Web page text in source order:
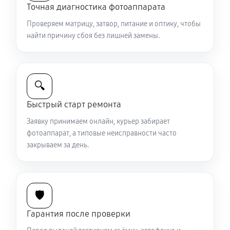
2040 руб 60 минут
Комплексная чистка фотоаппарата Sony HX100V
Программный ремонт фотоаппарата Sony HX100V
Точная диагностика фотоаппарата
Проверяем матрицу, затвор, питание и оптику, чтобы
найти причину сбоя без лишней замены.
🔍
Быстрый старт ремонта
Заявку принимаем онлайн, курьер забирает
фотоаппарат, а типовые неисправности часто
закрываем за день.
🛡️
Гарантия после проверки